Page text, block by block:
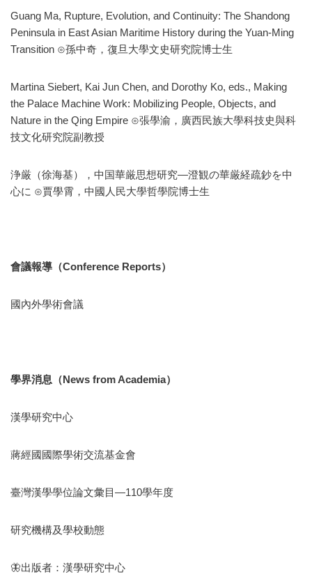
Guang Ma, Rupture, Evolution, and Continuity: The Shandong
Peninsula in East Asian Maritime History during the Yuan-Ming
Transition ⊙孫中奇，復旦大學文史研究院博士生
Martina Siebert, Kai Jun Chen, and Dorothy Ko, eds., Making
the Palace Machine Work: Mobilizing People, Objects, and
Nature in the Qing Empire ⊙張學渝，廣西民族大學科技史與科
技文化研究院副教授
浄厳（徐海基），中国華厳思想研究—澄観の華厳経疏鈔を中
心に ⊙賈學霄，中國人民大學哲學院博士生
會議報導（Conference Reports）
國內外學術會議
學界消息（News from Academia）
漢學研究中心
蔣經國國際學術交流基金會
臺灣漢學學位論文彙目—110學年度
研究機構及學校動態
🦋出版者：漢學研究中心